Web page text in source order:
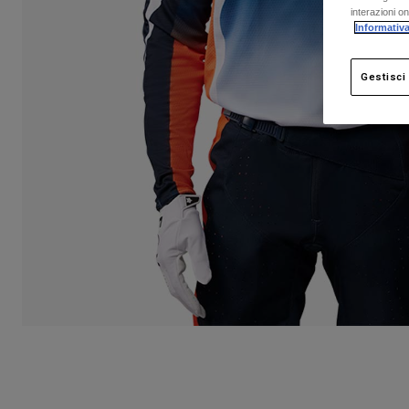
interazioni
Gestisci